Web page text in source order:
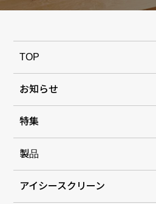
TOP
お知らせ
特集
製品
アイシースクリーン